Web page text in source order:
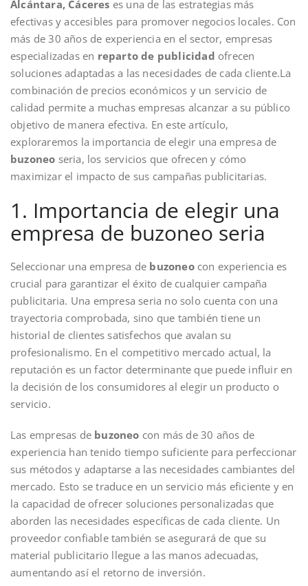
Alcántara, Cáceres es una de las estrategias más
efectivas y accesibles para promover negocios locales. Con
más de 30 años de experiencia en el sector, empresas
especializadas en reparto de publicidad ofrecen
soluciones adaptadas a las necesidades de cada cliente.La
combinación de precios económicos y un servicio de
calidad permite a muchas empresas alcanzar a su público
objetivo de manera efectiva. En este artículo,
exploraremos la importancia de elegir una empresa de
buzoneo seria, los servicios que ofrecen y cómo
maximizar el impacto de sus campañas publicitarias.
1. Importancia de elegir una
empresa de buzoneo seria
Seleccionar una empresa de buzoneocon experiencia es
crucial para garantizar el éxito de cualquier campaña
publicitaria. Una empresa seria no solo cuenta con una
trayectoria comprobada, sino que también tiene un
historial de clientes satisfechos que avalan su
profesionalismo. En el competitivo mercado actual, la
reputación es un factor determinante que puede influir en
la decisión de los consumidores al elegir un producto o
servicio.
Las empresas de buzoneo con más de 30 años de
experiencia han tenido tiempo suficiente para perfeccionar
sus métodos y adaptarse a las necesidades cambiantes del
mercado. Esto se traduce en un servicio más eficiente y en
la capacidad de ofrecer soluciones personalizadas que
aborden las necesidades específicas de cada cliente. Un
proveedor confiable también se asegurará de que su
material publicitario llegue a las manos adecuadas,
aumentando así el retorno de inversión.